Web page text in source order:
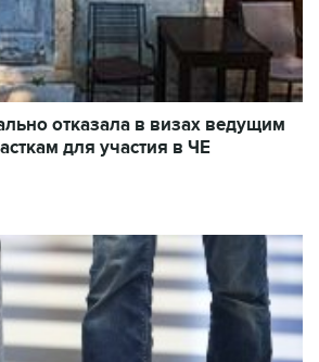
отказала в визах ведущим
для участия в ЧЕ